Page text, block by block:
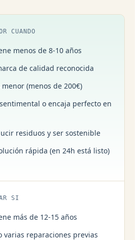
CUANDO
menos de 8-10 años
de calidad reconocida
menor (menos de 200€)
o encaja perfecto en
residuos y ser sostenible
rápida (en 24h está listo)
SI
más de 12-15 años
varias reparaciones previas